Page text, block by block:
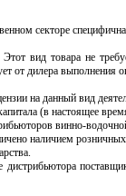
секторе
вид товара не
от дилера выполнения
на данный вид
(в настоящее
винно-
наличием